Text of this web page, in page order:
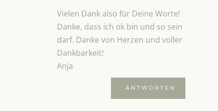
Vielen Dank also für Deine Worte!
Danke, dass ich ok bin und so sein
darf. Danke von Herzen und voller
Dankbarkeit!
Anja
ANTWORTEN